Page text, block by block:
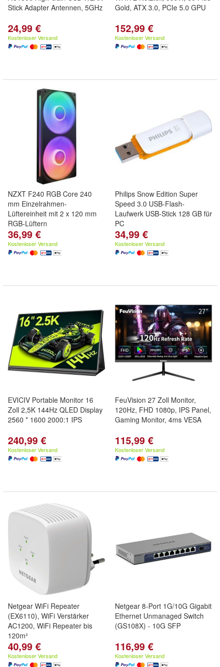
Stick Adapter Antennen, 5GHz
24,99 €
Kostenloser Versand
Gold, ATX 3.0, PCIe 5.0 GPU
152,99 €
Kostenloser Versand
NZXT F240 RGB Core 240
mm Einzelrahmen-
Lüftereinheit mit 2 x 120 mm
RGB-Lüftern
36,99 €
Kostenloser Versand
Philips Snow Edition Super
Speed 3.0 USB-Flash-
Laufwerk USB-Stick 128 GB für
PC
34,99 €
Kostenloser Versand
EVICIV Portable Monitor 16
Zoll 2,5K 144Hz QLED Display
2560 * 1600 2000:1 IPS
240,99 €
Kostenloser Versand
FeuVision 27 Zoll Monitor,
120Hz, FHD 1080p, IPS Panel,
Gaming Monitor, 4ms VESA
115,99 €
Kostenloser Versand
Netgear WiFi Repeater
(EX6110), WiFi Verstärker
AC1200, WiFi Repeater bis
120m²
40,99 €
Kostenloser Versand
Netgear 8-Port 1G/10G Gigabit
Ethernet Unmanaged Switch
(GS108X) - 10G SFP
116,99 €
Kostenloser Versand